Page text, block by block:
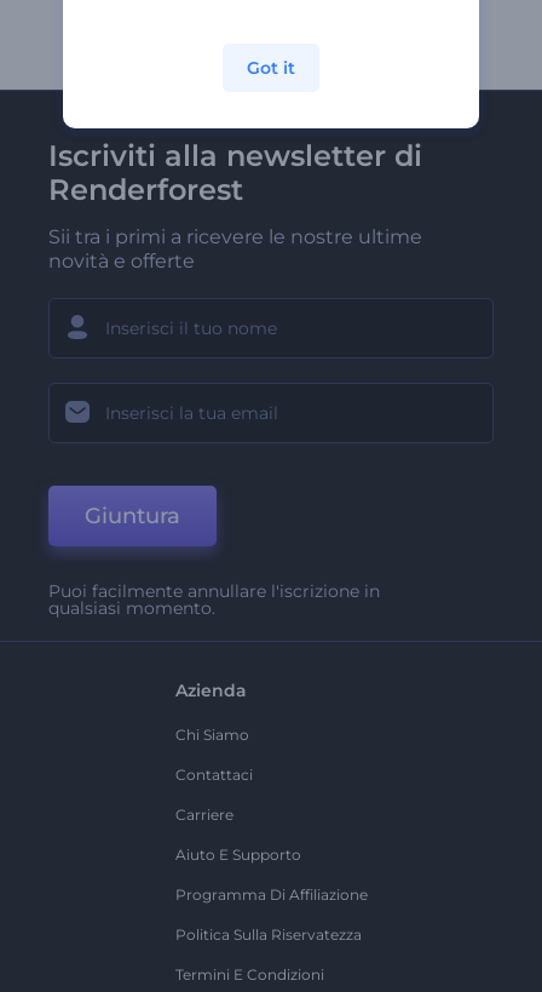
Iscriviti alla newsletter di
Renderforest
Sii tra i primi a ricevere le nostre ultime
novità e offerte
Giuntura
Puoi facilmente annullare l'iscrizione in
qualsiasi momento.
Azienda
Chi Siamo
Contattaci
Carriere
Aiuto E Supporto
Programma Di Affiliazione
Politica Sulla Riservatezza
Termini E Condizioni
Got it